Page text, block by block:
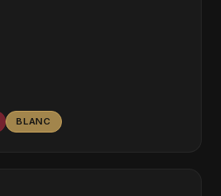
BLANC